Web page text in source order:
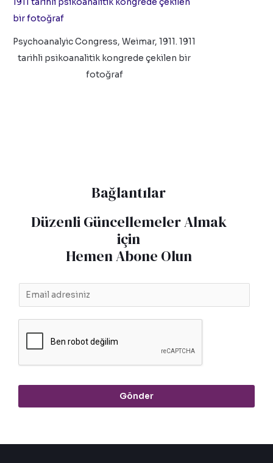
Psychoanalyic Congress, Weimar, 1911. 1911
tarihli psikoanalitik kongrede çekilen bir
fotoğraf
Bağlantılar
Düzenli Güncellemeler Almak
için
Hemen Abone Olun
m
a
*
Gönder